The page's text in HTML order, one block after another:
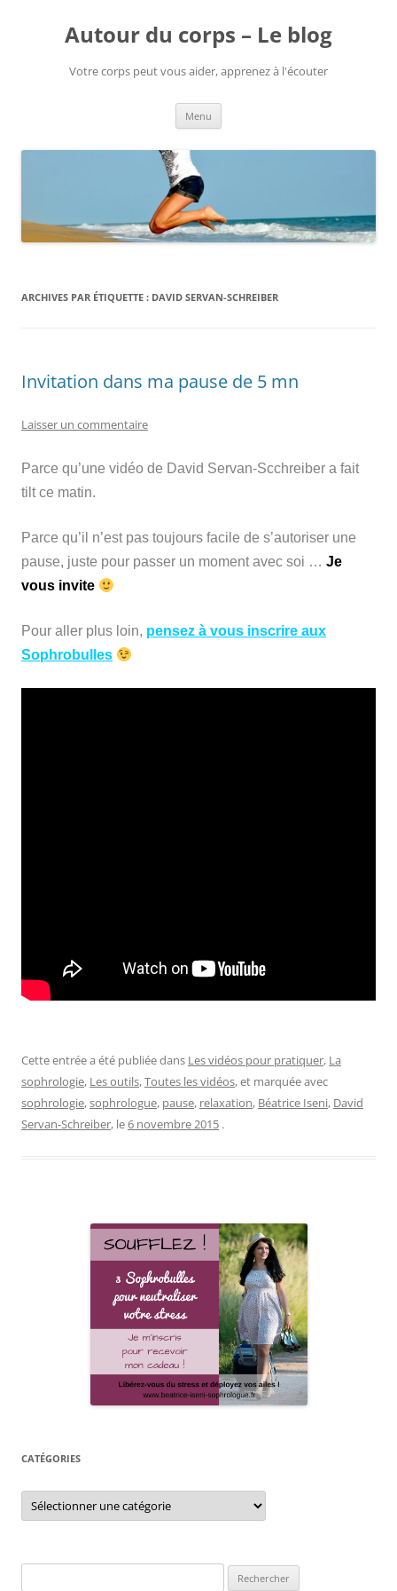
contenuAutour du corps – Le blog
Votre corps peut vous aider, apprenez à l'écouter
Menu
ARCHIVES PAR ÉTIQUETTE : DAVID SERVAN-SCHREIBER
Invitation dans ma pause de 5 mn
Laisser un commentaire
Parce qu’une vidéo de David Servan-Scchreiber a fait
tilt ce matin.
Parce qu’il n’est pas toujours facile de s’autoriser une
pause, juste pour passer un moment avec soi … Je
vous invite
Pour aller plus loin, pensez à vous inscrire aux
Sophrobulles
Cette entrée a été publiée dans Les vidéos pour pratiquer, La
sophrologie, Les outils,Toutes les vidéos, et marquée avec
sophrologie,sophrologue, pause, relaxation, Béatrice Iseni, David
Servan-Schreiber, le6 novembre 2015 .
CATÉGORIES
Catégories